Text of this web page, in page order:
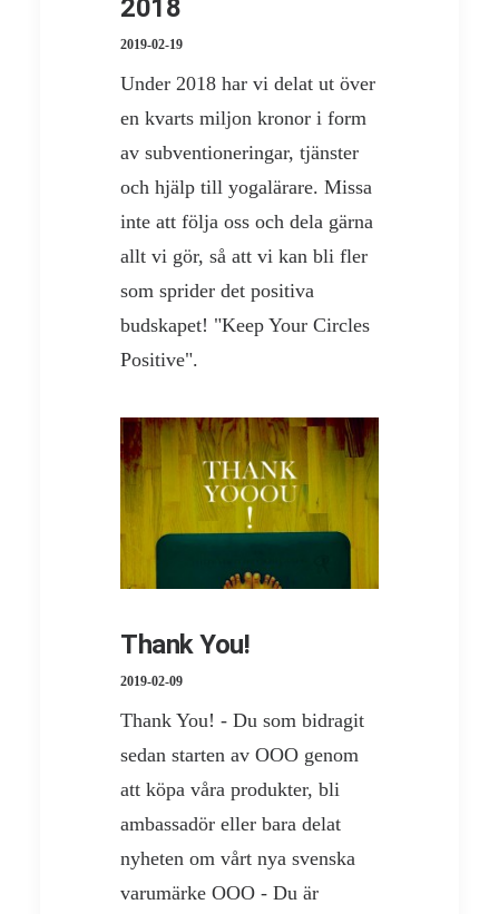
2018
2019-02-19
Under 2018 har vi delat ut över
en kvarts miljon kronor i form
av subventioneringar, tjänster
och hjälp till yogalärare. Missa
inte att följa oss och dela gärna
allt vi gör, så att vi kan bli fler
som sprider det positiva
budskapet! "Keep Your Circles
Positive".
Thank You!
2019-02-09
Thank You! - Du som bidragit
sedan starten av OOO genom
att köpa våra produkter, bli
ambassadör eller bara delat
nyheten om vårt nya svenska
varumärke OOO - Du är